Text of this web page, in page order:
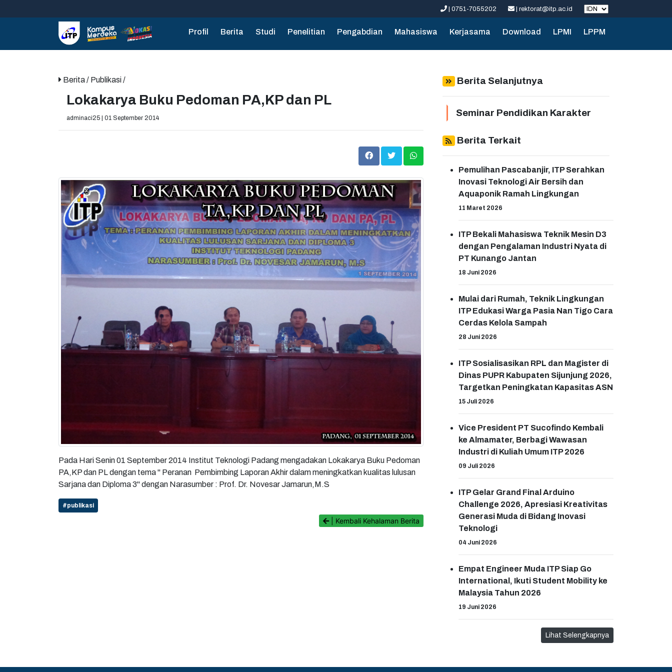
| 0751-7055202 | rektorat@itp.ac.id
Profil Berita Studi Penelitian Pengabdian Mahasiswa Kerjasama Download LPMI LPPM
Berita/ Publikasi /
Lokakarya Buku Pedoman PA,KP dan PL
adminaci25 | 01 September 2014
Pada Hari Senin 01 September 2014 Institut Teknologi Padang mengadakan Lokakarya Buku Pedoman
PA,KP dan PL dengan tema " Peranan Pembimbing Laporan Akhir dalam meningkatkan kualitas lulusan
Sarjana dan Diploma 3" dengan Narasumber : Prof. Dr. Novesar Jamarun,M.S
#publikasi
| Kembali Kehalaman Berita
Berita Selanjutnya
Seminar Pendidikan Karakter
Berita Terkait
Pemulihan Pascabanjir, ITP Serahkan
Inovasi Teknologi Air Bersih dan
Aquaponik Ramah Lingkungan
11 Maret 2026
ITP Bekali Mahasiswa Teknik Mesin D3
dengan Pengalaman Industri Nyata di
PT Kunango Jantan
18 Juni 2026
Mulai dari Rumah, Teknik Lingkungan
ITP Edukasi Warga Pasia Nan Tigo Cara
Cerdas Kelola Sampah
28 Juni 2026
ITP Sosialisasikan RPL dan Magister di
Dinas PUPR Kabupaten Sijunjung 2026,
Targetkan Peningkatan Kapasitas ASN
15 Juli 2026
Vice President PT Sucofindo Kembali
ke Almamater, Berbagi Wawasan
Industri di Kuliah Umum ITP 2026
09 Juli 2026
ITP Gelar Grand Final Arduino
Challenge 2026, Apresiasi Kreativitas
Generasi Muda di Bidang Inovasi
Teknologi
04 Juni 2026
Empat Engineer Muda ITP Siap Go
International, Ikuti Student Mobility ke
Malaysia Tahun 2026
19 Juni 2026
Lihat Selengkapnya